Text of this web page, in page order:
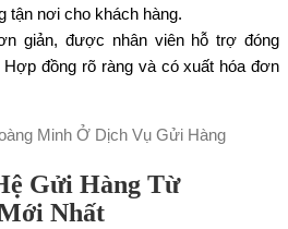
tận nơi cho khách hàng.
giản, được nhân viên hỗ trợ đóng
Hợp đồng rõ ràng và có xuất hóa đơn
Gửi Hàng Từ
Nhất